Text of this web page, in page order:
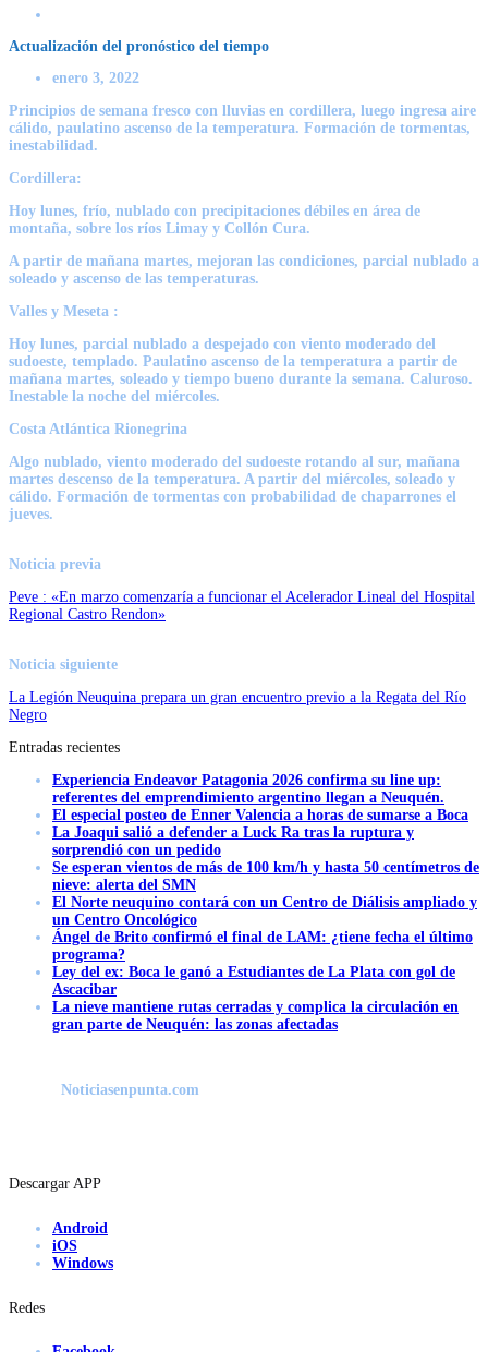
Actualización del pronóstico del tiempo
enero 3, 2022
Principios de semana fresco con lluvias en cordillera, luego ingresa aire
cálido, paulatino ascenso de la temperatura. Formación de tormentas,
inestabilidad.
Cordillera:
Hoy lunes, frío, nublado con precipitaciones débiles en área de
montaña, sobre los ríos Limay y Collón Cura.
A partir de mañana martes, mejoran las condiciones, parcial nublado a
soleado y ascenso de las temperaturas.
Valles y Meseta :
Hoy lunes, parcial nublado a despejado con viento moderado del
sudoeste, templado. Paulatino ascenso de la temperatura a partir de
mañana martes, soleado y tiempo bueno durante la semana. Caluroso.
Inestable la noche del miércoles.
Costa Atlántica Rionegrina
Algo nublado, viento moderado del sudoeste rotando al sur, mañana
martes descenso de la temperatura. A partir del miércoles, soleado y
cálido. Formación de tormentas con probabilidad de chaparrones el
jueves.
Noticia previa
Peve : «En marzo comenzaría a funcionar el Acelerador Lineal del Hospital
Regional Castro Rendon»
Noticia siguiente
La Legión Neuquina prepara un gran encuentro previo a la Regata del Río
Negro
Entradas recientes
Experiencia Endeavor Patagonia 2026 confirma su line up:
referentes del emprendimiento argentino llegan a Neuquén.
El especial posteo de Enner Valencia a horas de sumarse a Boca
La Joaqui salió a defender a Luck Ra tras la ruptura y
sorprendió con un pedido
Se esperan vientos de más de 100 km/h y hasta 50 centímetros de
nieve: alerta del SMN
El Norte neuquino contará con un Centro de Diálisis ampliado y
un Centro Oncológico
Ángel de Brito confirmó el final de LAM: ¿tiene fecha el último
programa?
Ley del ex: Boca le ganó a Estudiantes de La Plata con gol de
Ascacibar
La nieve mantiene rutas cerradas y complica la circulación en
gran parte de Neuquén: las zonas afectadas
Noticiasenpunta.com
Descargar APP
Android
iOS
Windows
Redes